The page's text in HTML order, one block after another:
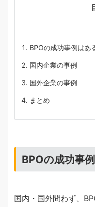
BPOの成功事例はあ
国内企業の事例
国外企業の事例
まとめ
BPOの成功事
国内・国外問わず、